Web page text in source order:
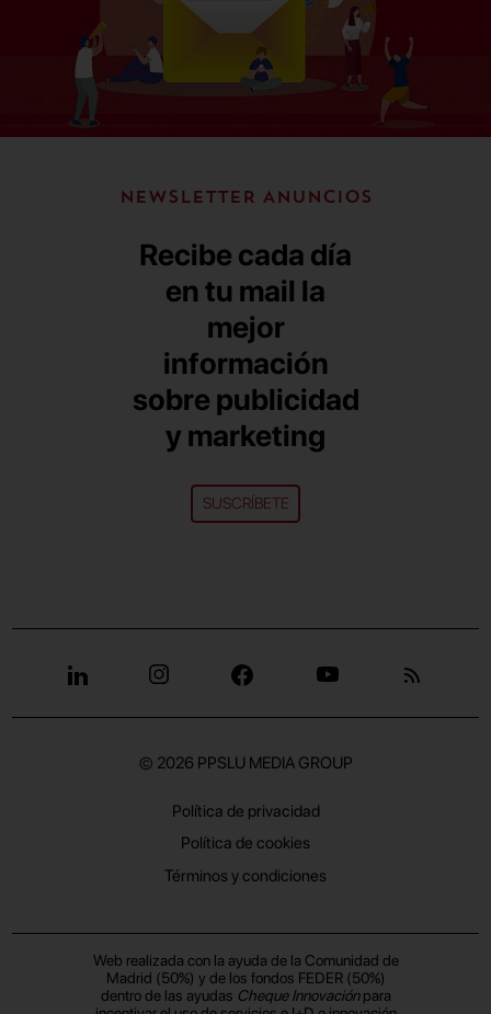
NEWSLETTER ANUNCIOS
Recibe cada día
en tu mail la
mejor
información
sobre publicidad
y marketing
SUSCRÍBETE
© 2026 PPSLU MEDIA GROUP
Política de privacidad
Política de cookies
Términos y condiciones
Web realizada con la ayuda de la Comunidad de
Madrid (50%) y de los fondos FEDER (50%)
dentro de las ayudas Cheque Innovaciónpara